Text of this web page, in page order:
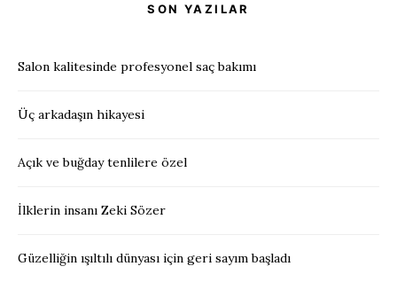
SON YAZILAR
Salon kalitesinde profesyonel saç bakımı
Üç arkadaşın hikayesi
Açık ve buğday tenlilere özel
İlklerin insanı Zeki Sözer
Güzelliğin ışıltılı dünyası için geri sayım başladı